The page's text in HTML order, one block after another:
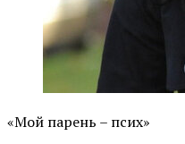
«Мой парень – псих»